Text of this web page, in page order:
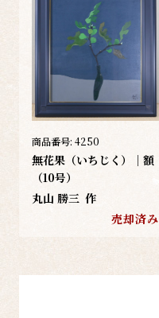
商品番号: 4250
無花果（いちじく）｜額
（10号）
丸山 勝三 作
売却済み